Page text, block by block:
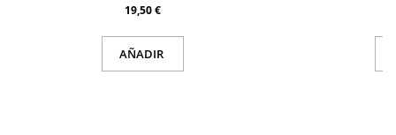
19,50 €
AÑADIR